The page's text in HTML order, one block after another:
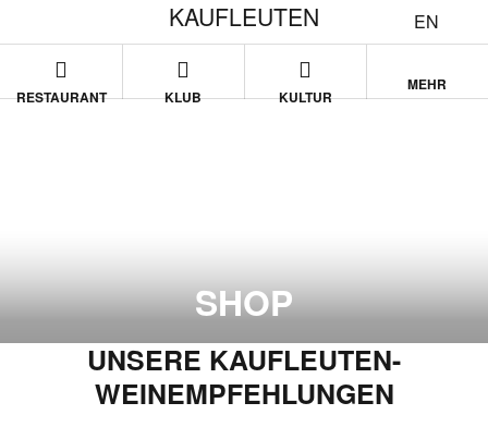
EN
KAUFLEUTEN
RESTAURANT KLUB KULTUR
MEHR
SHOP
UNSERE KAUFLEUTEN-
WEINEMPFEHLUNGEN